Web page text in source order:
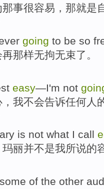
那事很容易，那就是
going to be so
再那样无拘无束了。
easy—I'm not
， 我不会告诉任何人
is not what I call
玛丽并不是我所说的
some of the other